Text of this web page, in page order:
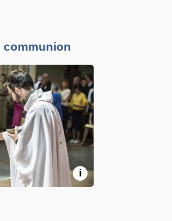
communion
i